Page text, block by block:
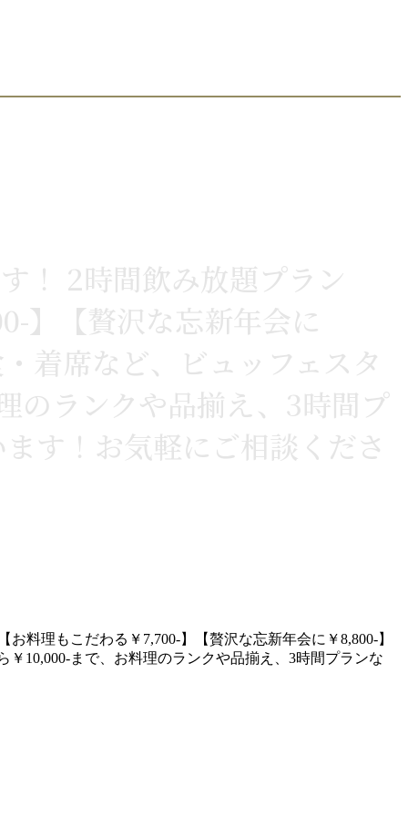
2時間飲み放題プラン
】【贅沢な忘新年会に
着席など、ビュッフェスタ
のランクや品揃え、3時間プ
す！お気軽にご相談くださ
料理もこだわる￥7,700-】【贅沢な忘新年会に￥8,800-】
10,000-まで、お料理のランクや品揃え、3時間プランな